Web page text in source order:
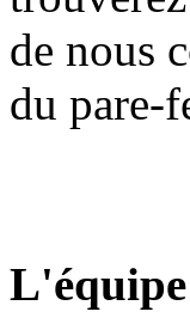
de nous
du pare-